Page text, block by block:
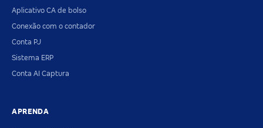
Aplicativo CA de bolso
Conexão com o contador
Conta PJ
Sistema ERP
Conta AI Captura
APRENDA